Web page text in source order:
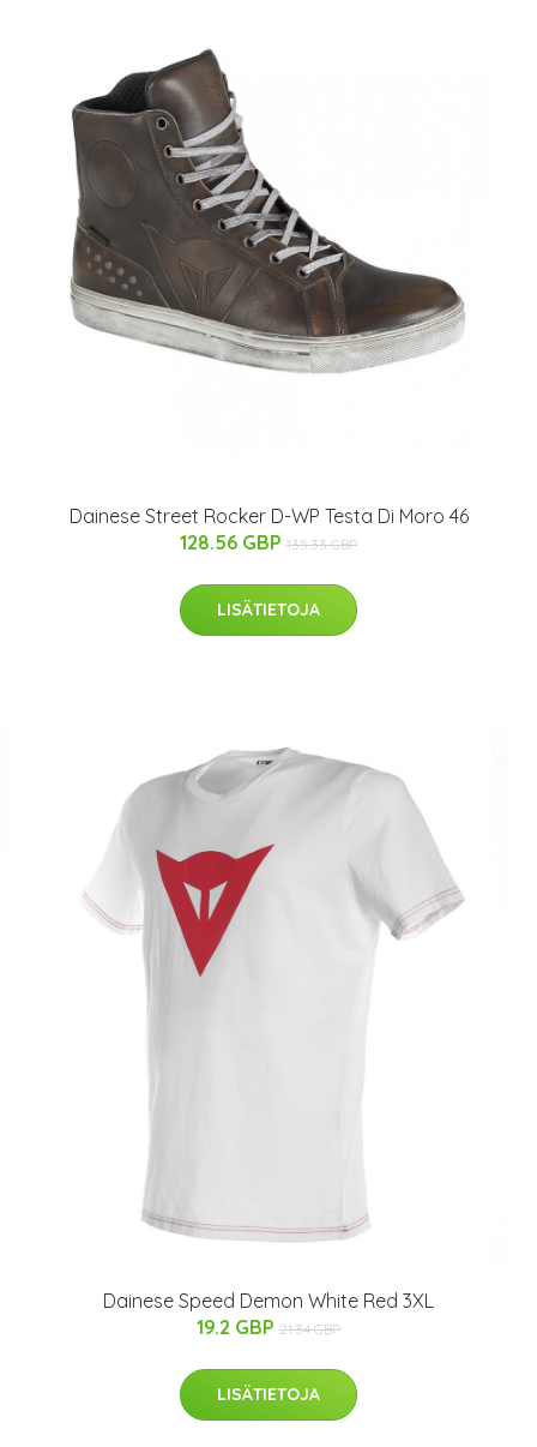
Dainese Street Rocker D-WP Testa Di Moro 46
128.56 GBP 135.33 GBP
LISÄTIETOJA
Dainese Speed Demon White Red 3XL
19.2 GBP 21.34 GBP
LISÄTIETOJA